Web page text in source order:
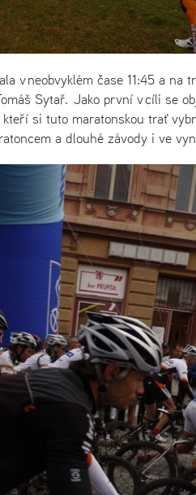
v neobvyklém čase 11:45 a na
Sytař. Jako první v cíli se
si tuto maratonskou trať
a dlouhé závody i ve